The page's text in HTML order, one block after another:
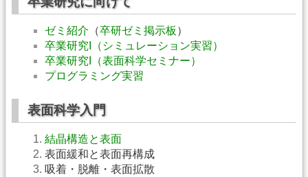
ゼミ紹介 （卒研ゼミ掲示板 ）
卒業研究I（シミュレーション実習）
卒業研究I（表面科学セミナー）
プログラミング実習
表面科学入門
結晶構造と表面
表面緩和と表面再構成
吸着・脱離・表面拡散